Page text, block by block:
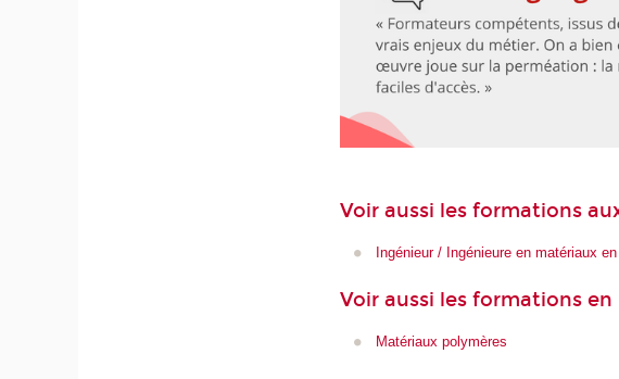
Voir aussi les formations
Ingénieur / Ingénieure en matériaux
Voir aussi les formations en
Matériaux polymères